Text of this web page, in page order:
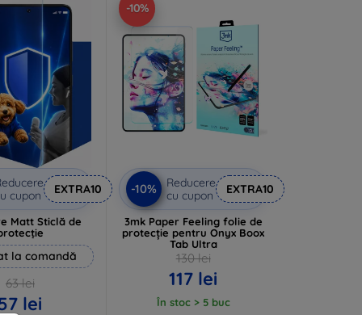
cupon
EXTRA10
Matt Sticlă de
la comandă
63 lei
lei
-10%
-10%
Reducere
cu cupon
EXTRA10
3mk Paper Feeling folie de
protecție pentru Onyx Boox
Tab Ultra
130 lei
117 lei
În stoc > 5 buc